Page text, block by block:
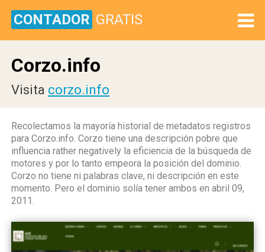
CONTADOR GRATIS
Corzo.info
Visita corzo.info
Recolectamos la mayoría historial de metadatos registros
para Corzo.info. Corzo tiene una descripción pobre que
influencia rather negatively la eficiencia de la búsqueda de
motores y por lo tanto empeora la posición del dominio.
Corzo no tiene ni palabras clave, ni descripción en este
momento. Pero el dominio solía tener ambos en abril 09,
2011.